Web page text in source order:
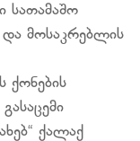
სათამაშო
და მოსაკრებლის
ქონების
ქალაქ